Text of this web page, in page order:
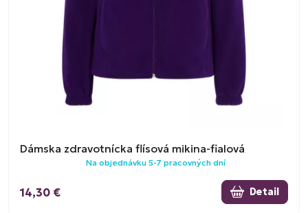
Dámska zdravotnícka flísová mikina-fialová
Na objednávku 5-7 pracovných dní
14,30 € Detail